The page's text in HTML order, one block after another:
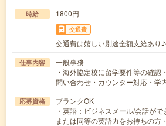
時給 1800円
交通費
交通費は嬉しい別途全額支給あり
仕事内容
一般事務
・海外協定校に留学要件等の確
問い合わせ・カウンター対応・学
応募資格
ブランクOK
・英語：ビジネスメール/会話が
または同等の英語力をお持ちの方